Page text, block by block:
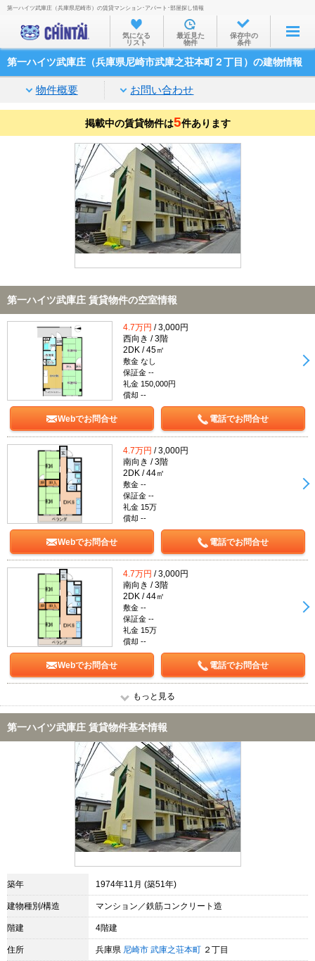
お部屋を探す
沿線・駅から
家賃相場から
通勤通学時間から
物件特集から
不動産会社から
TOP
第一ハイツ武庫庄（兵庫県尼崎市）の賃貸マンション･アパート･部屋探し情報
気になる
リスト
最近見た
物件
保存中の
条件
第一ハイツ武庫庄（兵庫県尼崎市武庫之荘本町２丁目）の建物情報
物件概要 お問い合わせ
掲載中の賃貸物件は5件あります
第一ハイツ武庫庄 賃貸物件の空室情報
4.7万円 / 3,000円
西向き / 3階
2DK / 45㎡
敷金 なし
保証金 --
礼金 150,000円
償却 --
Webでお問合せ 電話でお問合せ
4.7万円 / 3,000円
南向き / 3階
2DK / 44㎡
敷金 --
保証金 --
礼金 15万
償却 --
Webでお問合せ 電話でお問合せ
4.7万円 / 3,000円
南向き / 3階
2DK / 44㎡
敷金 --
保証金 --
礼金 15万
償却 --
Webでお問合せ 電話でお問合せ
もっと見る
第一ハイツ武庫庄 賃貸物件基本情報
築年 1974年11月 (築51年)
建物種別/構造 マンション／鉄筋コンクリート造
階建 4階建
住所 兵庫県 尼崎市 武庫之荘本町 ２丁目